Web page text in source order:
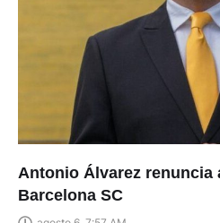
Antonio Álvarez renuncia
Barcelona SC